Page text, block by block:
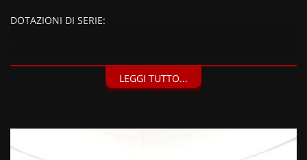
DOTAZIONI DI SERIE:
Vernice metallizzata Dark Metal Grey (750 EUR),
LEGGI TUTTO...